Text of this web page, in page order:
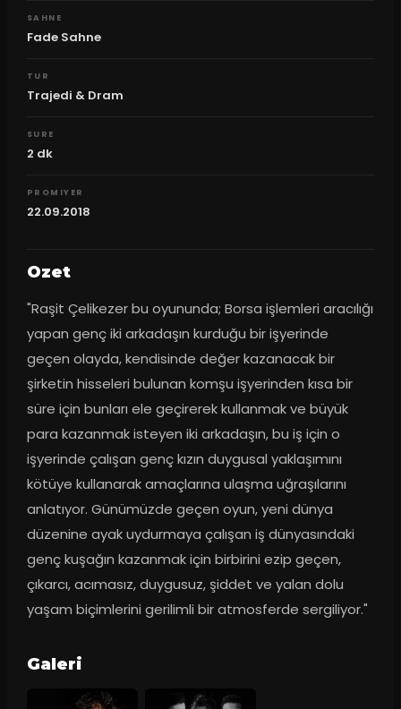
SAHNE
Fade Sahne
TUR
Trajedi & Dram
SURE
2 dk
PROMIYER
22.09.2018
Ozet
"Raşit Çelikezer bu oyununda; Borsa işlemleri aracılığı
yapan genç iki arkadaşın kurduğu bir işyerinde
geçen olayda, kendisinde değer kazanacak bir
şirketin hisseleri bulunan komşu işyerinden kısa bir
süre için bunları ele geçirerek kullanmak ve büyük
para kazanmak isteyen iki arkadaşın, bu iş için o
işyerinde çalışan genç kızın duygusal yaklaşımını
kötüye kullanarak amaçlarına ulaşma uğraşılarını
anlatıyor. Günümüzde geçen oyun, yeni dünya
düzenine ayak uydurmaya çalışan iş dünyasındaki
genç kuşağın kazanmak için birbirini ezip geçen,
çıkarcı, acımasız, duygusuz, şiddet ve yalan dolu
yaşam biçimlerini gerilimli bir atmosferde sergiliyor."
Galeri